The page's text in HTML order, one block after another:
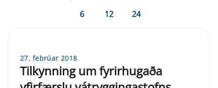
6 12 24
27. febrúar 2018
Tilkynning um fyrirhugaða